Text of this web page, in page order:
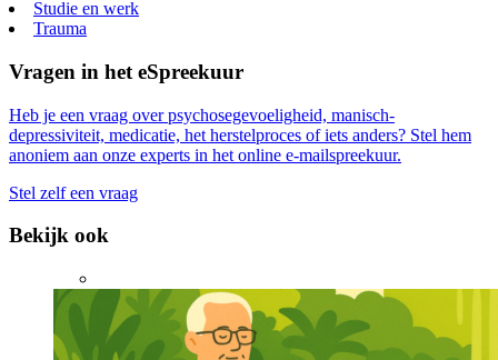
Studie en werk
Trauma
Vragen in het eSpreekuur
Heb je een vraag over psychosegevoeligheid, manisch-
depressiviteit, medicatie, het herstelproces of iets anders? Stel hem
anoniem aan onze experts in het online e-mailspreekuur.
Stel zelf een vraag
Bekijk ook